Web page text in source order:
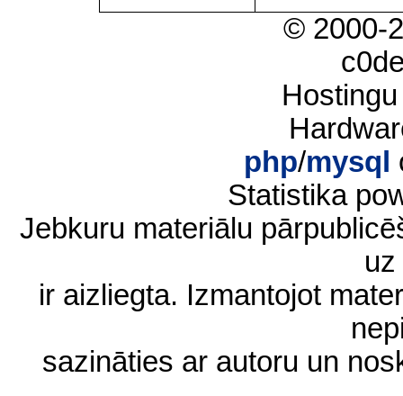
© 2000-
php/mysql
Statistika
Jebkuru materiālu
ir aizliegta. Izmantojot
sazināties ar autoru un